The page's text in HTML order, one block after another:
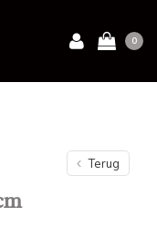
0
Terug